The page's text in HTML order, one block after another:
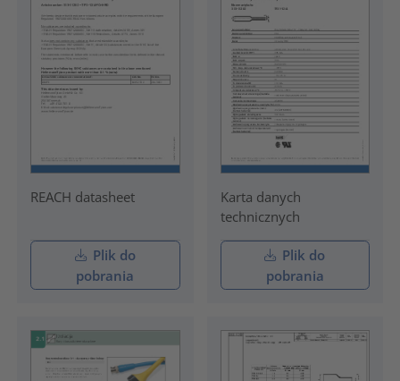
REACH datasheet
Plik do
pobrania
Karta danych
technicznych
Plik do
pobrania